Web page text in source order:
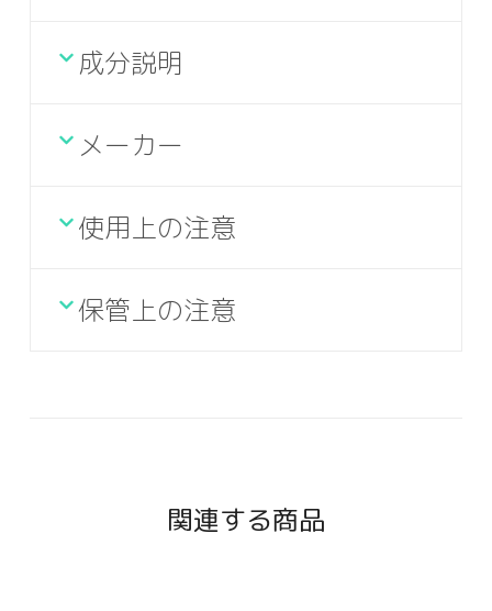
成分説明
メーカー
使用上の注意
保管上の注意
関連する商品